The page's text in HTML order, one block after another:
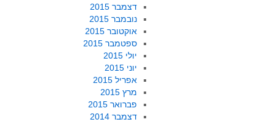
דצמבר 2015
נובמבר 2015
אוקטובר 2015
ספטמבר 2015
יולי 2015
יוני 2015
אפריל 2015
מרץ 2015
פברואר 2015
דצמבר 2014